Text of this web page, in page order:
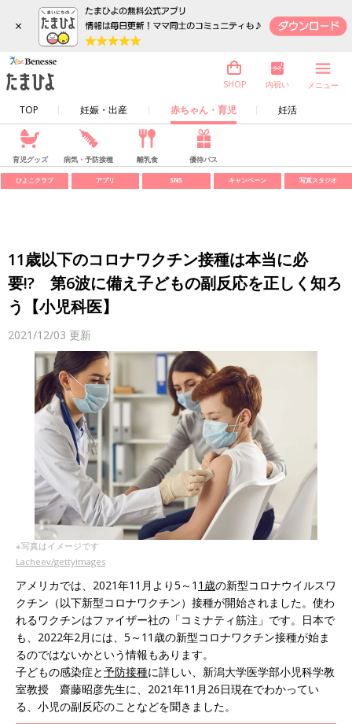
×
TOP 妊娠・出産 赤ちゃん・育児 妊活
SHOP 内祝い メニュー
育児グッズ 病気・予防接種 離乳食 優待パス
ひよこクラブ アプリ SNS キャンペーン 写真スタジオ
11歳以下のコロナワクチン接種は本当に必
要!? 第6波に備え子どもの副反応を正しく知ろ
う【小児科医】
2021/12/03 更新
※写真はイメージです
Lacheev/gettyimages
アメリカでは、2021年11月より5～1 1歳の新型コロナウイルスワ
クチン（以下新型コロナワクチン）接種が開始されました。使わ
れるワクチンはファイザー社の「コミナティ筋注」です。日本で
も、2022年2月には、5～11歳の新型コロナワクチン接種が始ま
るのではないかという情報もあります。
子どもの感染症と予防接種に詳しい、新潟大学医学部小児科学教
室教授 齋藤昭彦先生に、2021年11月26日現在でわかってい
る、小児の副反応のことなどを聞きました。